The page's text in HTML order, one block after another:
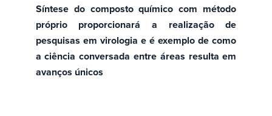
Síntese do composto químico com método
próprio proporcionará a realização de
pesquisas em virologia e é exemplo de como
a ciência conversada entre áreas resulta em
avanços únicos